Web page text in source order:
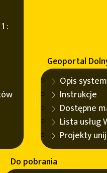
:
Geoportal
Opis
Instrukcje
Dostępne
Lista usług
Projekty
Do pobrania
dodanie nowych